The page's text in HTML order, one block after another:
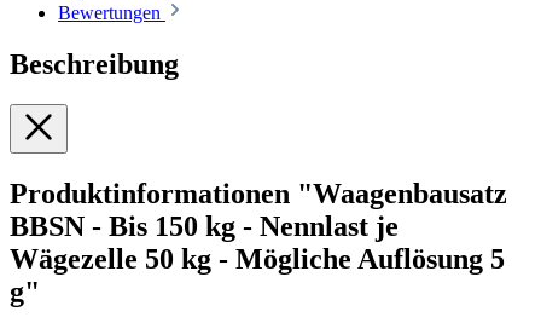
Bewertungen
Beschreibung
Produktinformationen "Waagenbausatz
BBSN - Bis 150 kg - Nennlast je
Wägezelle 50 kg - Mögliche Auflösung 5
g"